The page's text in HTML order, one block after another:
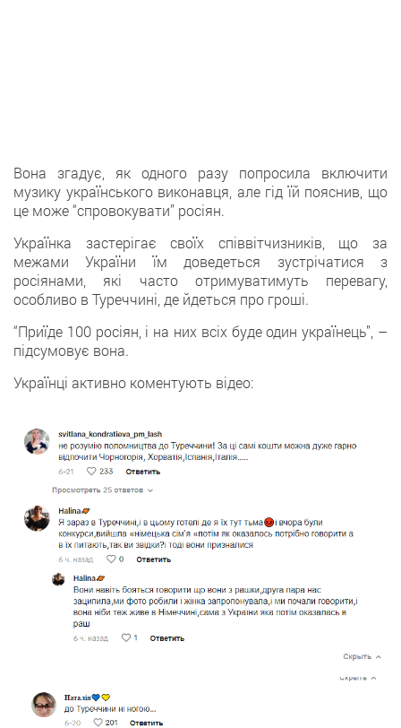
Вона згадує, як одного разу попросила включити
музику українського виконавця, але гід їй пояснив, що
це може “спровокувати” росіян.
Українка застерігає своїх співвітчизників, що за
межами України їм доведеться зустрічатися з
росіянами, які часто отримуватимуть перевагу,
особливо в Туреччині, де йдеться про гроші.
“Приїде 100 росіян, і на них всіх буде один українець”, –
підсумовує вона.
Українці активно коментують відео: